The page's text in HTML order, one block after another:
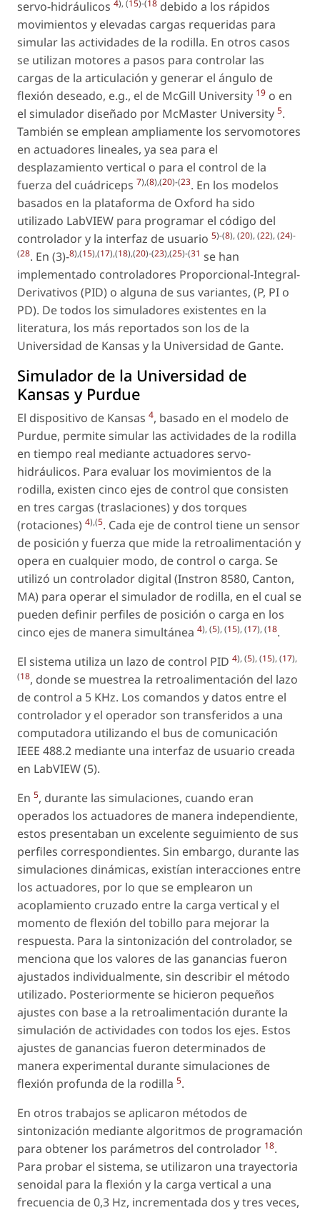
servo-hidráulicos 4), (15)-(18 debido a los rápidos
movimientos y elevadas cargas requeridas para
simular las actividades de la rodilla. En otros casos
se utilizan motores a pasos para controlar las
cargas de la articulación y generar el ángulo de
flexión deseado, e.g., el de McGill University 19 o en
el simulador diseñado por McMaster University 5.
También se emplean ampliamente los servomotores
en actuadores lineales, ya sea para el
desplazamiento vertical o para el control de la
fuerza del cuádriceps 7),(8),(20)-(23. En los modelos
basados en la plataforma de Oxford ha sido
utilizado LabVIEW para programar el código del
controlador y la interfaz de usuario 5)-(8), (20), (22), (24)-
(28. En (3)-8),(15),(17),(18),(20)-(23),(25)-(31 se han
implementado controladores Proporcional-Integral-
Derivativos (PID) o alguna de sus variantes, (P, PI o
PD). De todos los simuladores existentes en la
literatura, los más reportados son los de la
Universidad de Kansas y la Universidad de Gante.
Simulador de la Universidad de
Kansas y Purdue
El dispositivo de Kansas 4, basado en el modelo de
Purdue, permite simular las actividades de la rodilla
en tiempo real mediante actuadores servo-
hidráulicos. Para evaluar los movimientos de la
rodilla, existen cinco ejes de control que consisten
en tres cargas (traslaciones) y dos torques
(rotaciones) 4),(5. Cada eje de control tiene un sensor
de posición y fuerza que mide la retroalimentación y
opera en cualquier modo, de control o carga. Se
utilizó un controlador digital (Instron 8580, Canton,
MA) para operar el simulador de rodilla, en el cual se
pueden definir perfiles de posición o carga en los
cinco ejes de manera simultánea 4), (5), (15), (17), (18.
El sistema utiliza un lazo de control PID 4), (5), (15), (17),
(18, donde se muestrea la retroalimentación del lazo
de control a 5 KHz. Los comandos y datos entre el
controlador y el operador son transferidos a una
computadora utilizando el bus de comunicación
IEEE 488.2 mediante una interfaz de usuario creada
en LabVIEW (5).
En 5, durante las simulaciones, cuando eran
operados los actuadores de manera independiente,
estos presentaban un excelente seguimiento de sus
perfiles correspondientes. Sin embargo, durante las
simulaciones dinámicas, existían interacciones entre
los actuadores, por lo que se emplearon un
acoplamiento cruzado entre la carga vertical y el
momento de flexión del tobillo para mejorar la
respuesta. Para la sintonización del controlador, se
menciona que los valores de las ganancias fueron
ajustados individualmente, sin describir el método
utilizado. Posteriormente se hicieron pequeños
ajustes con base a la retroalimentación durante la
simulación de actividades con todos los ejes. Estos
ajustes de ganancias fueron determinados de
manera experimental durante simulaciones de
flexión profunda de la rodilla 5.
En otros trabajos se aplicaron métodos de
sintonización mediante algoritmos de programación
para obtener los parámetros del controlador 18.
Para probar el sistema, se utilizaron una trayectoria
senoidal para la flexión y la carga vertical a una
frecuencia de 0,3 Hz, incrementada dos y tres veces,